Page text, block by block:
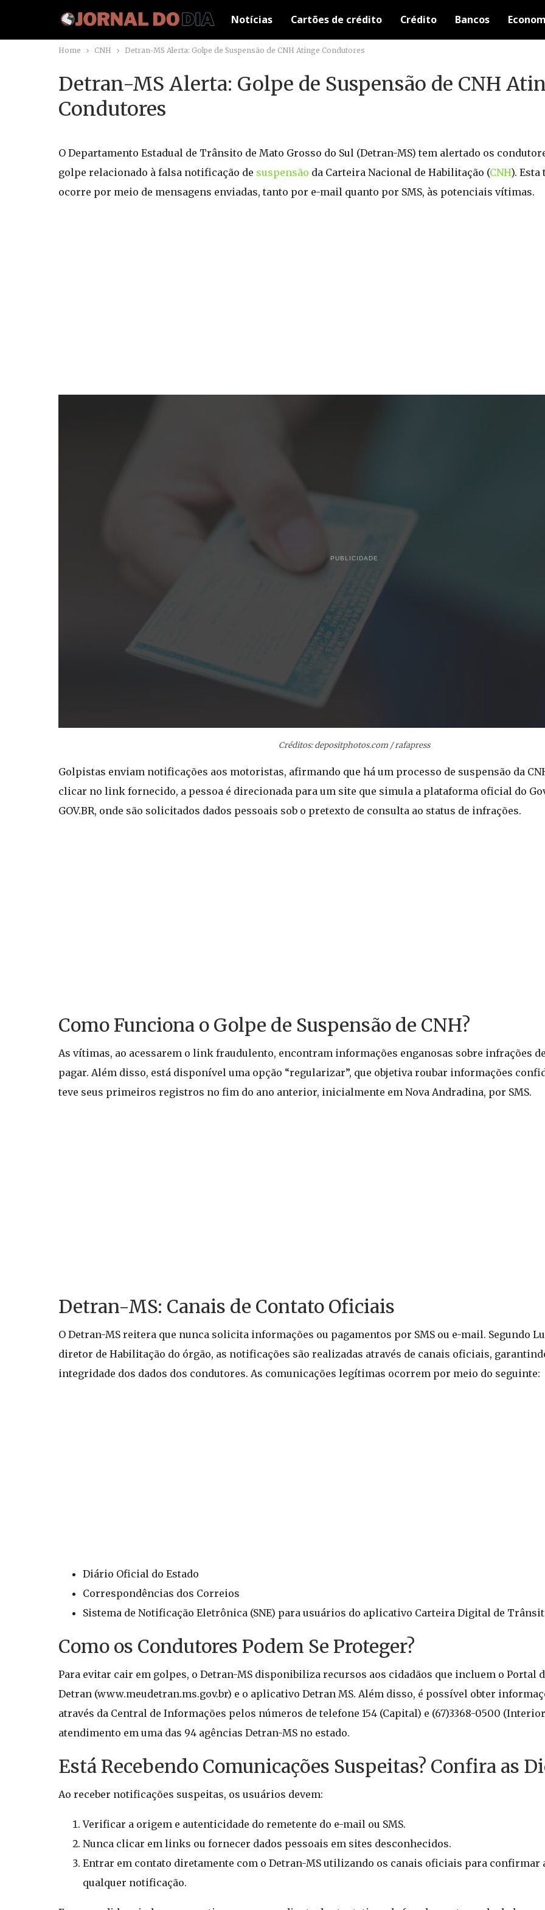
Notícias Cartões de crédito Crédito Bancos
Home CNH Detran-MS Alerta: Golpe de Suspensão de CNH Atinge Condutores
Detran-MS Alerta: Golpe de Suspensão de CNH
Condutores
O Departamento Estadual de Trânsito de Mato Grosso do Sul (Detran-MS) tem alertado os
golpe relacionado à falsa notificação de suspensão da Carteira Nacional de Habilitação (CNH). Esta
ocorre por meio de mensagens enviadas, tanto por e-mail quanto por SMS, às potenciais vítimas.
PUBLICIDADE
Créditos: depositphotos.com / rafapress
Golpistas enviam notificações aos motoristas, afirmando que há um processo de suspensão da
clicar no link fornecido, a pessoa é direcionada para um site que simula a plataforma oficial do
GOV.BR, onde são solicitados dados pessoais sob o pretexto de consulta ao status de infrações.
Como Funciona o Golpe de Suspensão de CNH?
As vítimas, ao acessarem o link fraudulento, encontram informações enganosas sobre infrações
pagar. Além disso, está disponível uma opção “regularizar”, que objetiva roubar informações
teve seus primeiros registros no fim do ano anterior, inicialmente em Nova Andradina, por SMS.
Detran-MS: Canais de Contato Oficiais
O Detran-MS reitera que nunca solicita informações ou pagamentos por SMS ou e-mail. Segundo
diretor de Habilitação do órgão, as notificações são realizadas através de canais oficiais,
integridade dos dados dos condutores. As comunicações legítimas ocorrem por meio do seguinte:
Diário Oficial do Estado
Correspondências dos Correios
Sistema de Notificação Eletrônica (SNE) para usuários do aplicativo Carteira Digital de
Como os Condutores Podem Se Proteger?
Para evitar cair em golpes, o Detran-MS disponibiliza recursos aos cidadãos que incluem o Portal
Detran (www.meudetran.ms.gov.br) e o aplicativo Detran MS. Além disso, é possível obter
através da Central de Informações pelos números de telefone 154 (Capital) e (67)3368-0500
atendimento em uma das 94 agências Detran-MS no estado.
Está Recebendo Comunicações Suspeitas? Confira as
Ao receber notificações suspeitas, os usuários devem:
Verificar a origem e autenticidade do remetente do e-mail ou SMS.
Nunca clicar em links ou fornecer dados pessoais em sites desconhecidos.
Entrar em contato diretamente com o Detran-MS utilizando os canais oficiais para confirmar
qualquer notificação.